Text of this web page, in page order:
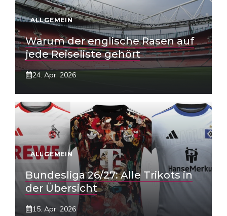
ALLGEMEIN
Warum der englische Rasen auf
jede Reiseliste gehört
24. Apr. 2026
ALLGEMEIN
Bundesliga 26/27: Alle Trikots in
der Übersicht
15. Apr. 2026